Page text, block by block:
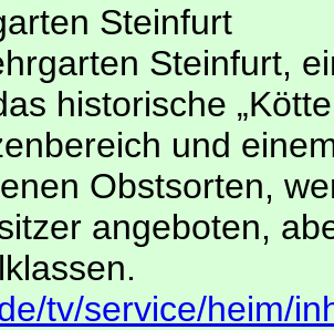
Steinfurt
Steinfurt,
historische
und
Obstsorten,
angeboten,
tv/service/heim/